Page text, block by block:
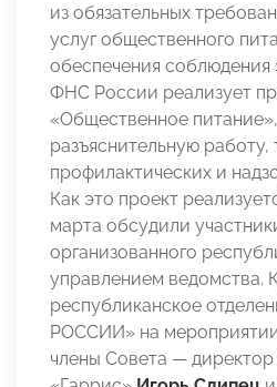
из обязательных
услуг общественного
обеспечения соблюдения
ФНС России реализует
«Общественное
разъяснительную работу,
профилактических и
Как это проект
марта обсудили
организованного
управлением ведомства.
республиканское
РОССИИ» на
члены Совета —